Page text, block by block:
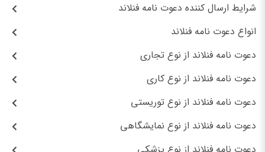
شرایط ارسال کننده دعوت نامه فنلاند
انواع دعوت نامه فنلاند
دعوت نامه فنلاند از نوع تجاری
دعوت نامه فنلاند از نوع کاری
دعوت نامه فنلاند از نوع توریستی
دعوت نامه فنلاند از نوع نمایشگاهی